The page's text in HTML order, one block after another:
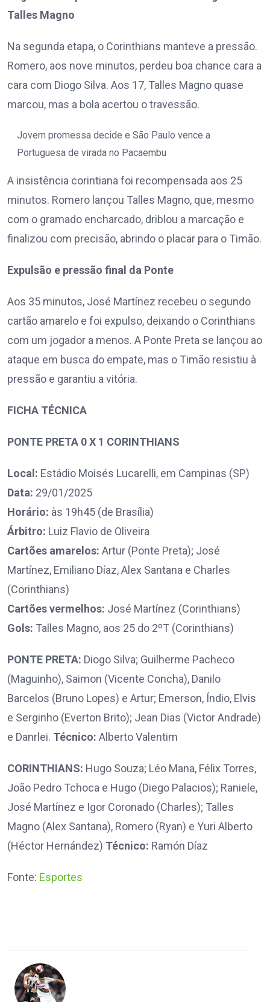
Talles Magno
Na segunda etapa, o Corinthians manteve a pressão.
Romero, aos nove minutos, perdeu boa chance cara a
cara com Diogo Silva. Aos 17, Talles Magno quase
marcou, mas a bola acertou o travessão.
Jovem promessa decide e São Paulo vence a
Portuguesa de virada no Pacaembu
A insistência corintiana foi recompensada aos 25
minutos. Romero lançou Talles Magno, que, mesmo
com o gramado encharcado, driblou a marcação e
finalizou com precisão, abrindo o placar para o Timão.
Expulsão e pressão final da Ponte
Aos 35 minutos, José Martínez recebeu o segundo
cartão amarelo e foi expulso, deixando o Corinthians
com um jogador a menos. A Ponte Preta se lançou ao
ataque em busca do empate, mas o Timão resistiu à
pressão e garantiu a vitória.
FICHA TÉCNICA
PONTE PRETA 0 X 1 CORINTHIANS
Local: Estádio Moisés Lucarelli, em Campinas (SP)
Data: 29/01/2025
Horário: às 19h45 (de Brasília)
Árbitro: Luiz Flavio de Oliveira
Cartões amarelos: Artur (Ponte Preta); José
Martínez, Emiliano Díaz, Alex Santana e Charles
(Corinthians)
Cartões vermelhos: José Martínez (Corinthians)
Gols: Talles Magno, aos 25 do 2ºT (Corinthians)
PONTE PRETA: Diogo Silva; Guilherme Pacheco
(Maguinho), Saimon (Vicente Concha), Danilo
Barcelos (Bruno Lopes) e Artur; Emerson, Índio, Elvis
e Serginho (Everton Brito); Jean Dias (Victor Andrade)
e Danrlei. Técnico: Alberto Valentim
CORINTHIANS: Hugo Souza; Léo Mana, Félix Torres,
João Pedro Tchoca e Hugo (Diego Palacios); Raniele,
José Martínez e Igor Coronado (Charles); Talles
Magno (Alex Santana), Romero (Ryan) e Yuri Alberto
(Héctor Hernández) Técnico: Ramón Díaz
Fonte: Esportes